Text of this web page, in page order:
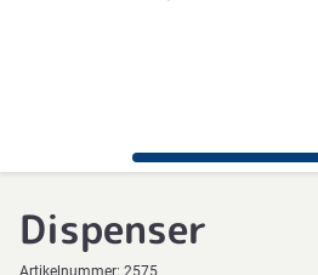
Dispenser
Artikelnummer: 2575